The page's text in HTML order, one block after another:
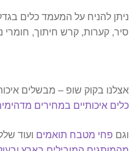
ניתן להניח על המעמד כלים
סיר, קערות, קרש חיתוך, חומרי
אצלנו בקוק שופ – מבשלים
כלים איכותיים במחירים
וגם פחי מטבח תואמים ועוד